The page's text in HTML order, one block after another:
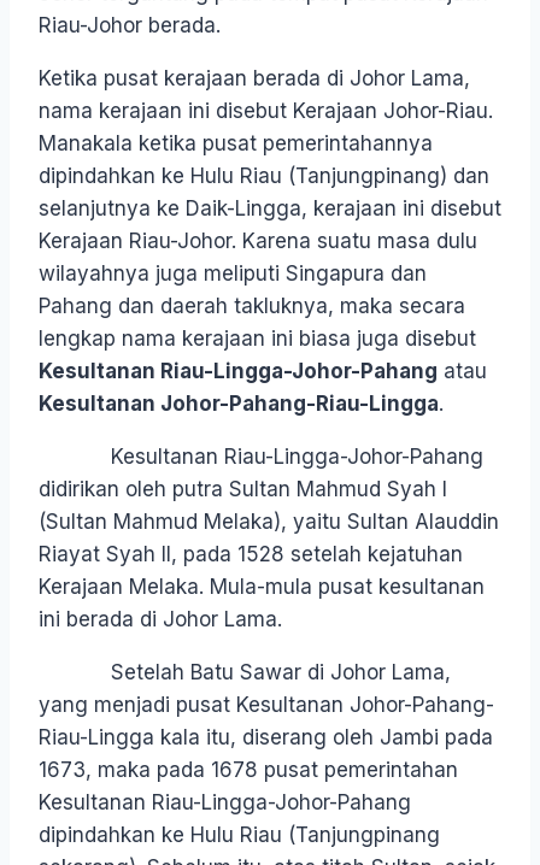
Riau-Johor berada.
Ketika pusat kerajaan berada di Johor Lama,
nama kerajaan ini disebut Kerajaan Johor-Riau.
Manakala ketika pusat pemerintahannya
dipindahkan ke Hulu Riau (Tanjungpinang) dan
selanjutnya ke Daik-Lingga, kerajaan ini disebut
Kerajaan Riau-Johor. Karena suatu masa dulu
wilayahnya juga meliputi Singapura dan
Pahang dan daerah takluknya, maka secara
lengkap nama kerajaan ini biasa juga disebut
Kesultanan Riau-Lingga-Johor-Pahang atau
Kesultanan Johor-Pahang-Riau-Lingga.
Kesultanan Riau-Lingga-Johor-Pahang
didirikan oleh putra Sultan Mahmud Syah I
(Sultan Mahmud Melaka), yaitu Sultan Alauddin
Riayat Syah II, pada 1528 setelah kejatuhan
Kerajaan Melaka. Mula-mula pusat kesultanan
ini berada di Johor Lama.
Setelah Batu Sawar di Johor Lama,
yang menjadi pusat Kesultanan Johor-Pahang-
Riau-Lingga kala itu, diserang oleh Jambi pada
1673, maka pada 1678 pusat pemerintahan
Kesultanan Riau-Lingga-Johor-Pahang
dipindahkan ke Hulu Riau (Tanjungpinang